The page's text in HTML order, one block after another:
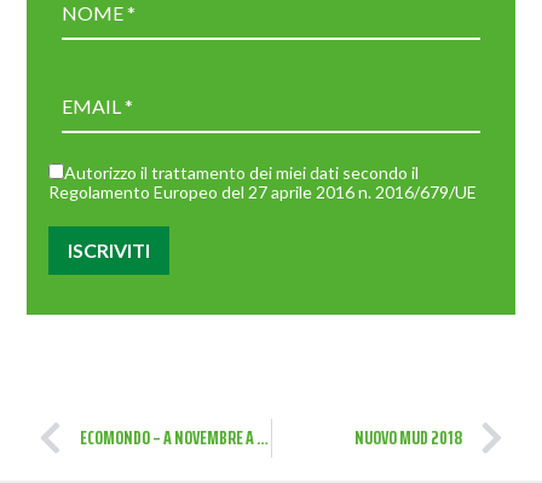
Autorizzo il trattamento dei miei dati secondo il
Regolamento Europeo del 27 aprile 2016 n. 2016/679/UE
ECOMONDO – A NOVEMBRE A RIMINI LA FIERA LEADER DELLA GREEN E CIRCULAR ECONOMY NUOVO MUD 2018